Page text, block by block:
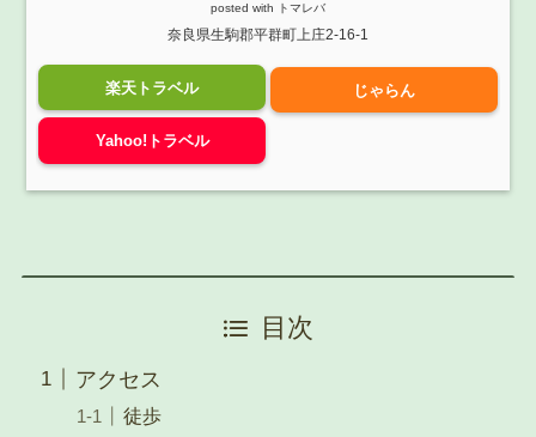
posted with トマレバ
奈良県生駒郡平群町上庄2-16-1
楽天トラベル じゃらん
Yahoo!トラベル
目次
アクセス
徒歩